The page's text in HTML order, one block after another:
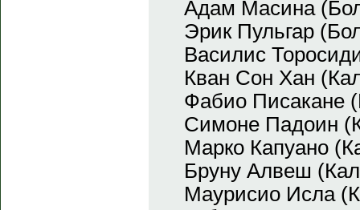
Адам Масина
Эрик Пульгар
Василис
Кван Сон Хан
Фабио Писакане
Симоне Падоин
Марко Капуано
Бруну Алвеш
Маурисио Исла